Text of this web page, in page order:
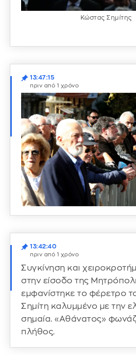
Κώστας Σημίτης
13:47:15
πριν από 1 χρόνο
13:42:40
πριν από 1 χρόνο
Συγκίνηση και
στην είσοδο της
εμφανίστηκε το φέρετρο
Σημίτη καλυμμένο με την
σημαία. «Αθάνατος»
πλήθος.